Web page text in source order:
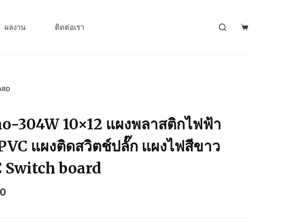
ผลงาน ติดต่อเรา
304W 10×12 แผงพลาสติกไฟฟ้า
แผงติดสวิตช์ปลั๊ก แผงไฟสีขาว
Switch board